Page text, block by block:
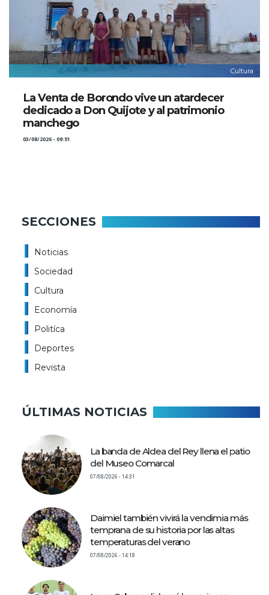
Cultura
La Venta de Borondo vive un atardecer
dedicado a Don Quijote y al patrimonio
manchego
03/08/2026 - 09:51
SECCIONES
Noticias
Sociedad
Cultura
Economía
Politíca
Deportes
Revista
ÚLTIMAS NOTICIAS
La banda de Aldea del Rey llena el patio
del Museo Comarcal
07/08/2026 - 14:31
Daimiel también vivirá la vendimia más
temprana de su historia por las altas
temperaturas del verano
07/08/2026 - 14:18